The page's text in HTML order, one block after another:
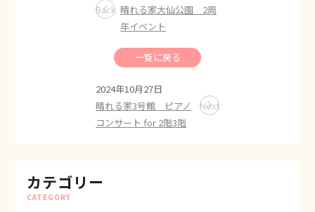
Back 晴れる家大仙公園 2周
年イベント
一覧に戻る
2024年10月27日
晴れる家3号館 ピアノ
コンサート for 2階3階
Next
カテゴリー
CATEGORY